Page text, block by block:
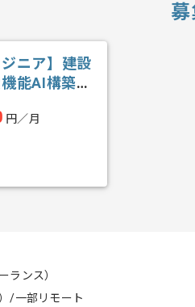
ジニア】建設
能AI構築の
円／月
ランス）
/一部リモート